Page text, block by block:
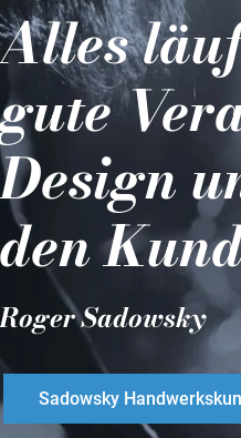
den
Sadowsky
Sadowsky